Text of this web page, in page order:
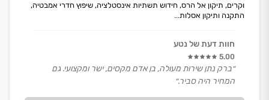
וקרים, תיקון אל הרס, חידוש תשתיות אינסטלציה, שיפוץ חדרי אמבטיה,
התקנה ותיקון אסלות...
חוות דעת של נטע
5.00
״ברק נתן שירות מעולה, בן אדם מקסים, ישר ומקצועי. גם
המחיר היה סביר.״